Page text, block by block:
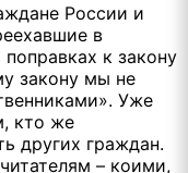
России и
в
к закону
закону мы не
Уже
кто же
других граждан.
– коими,